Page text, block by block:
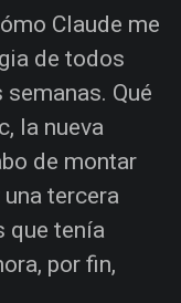
Claude me
de todos
Qué
la nueva
de montar
tercera
que tenía
por fin,